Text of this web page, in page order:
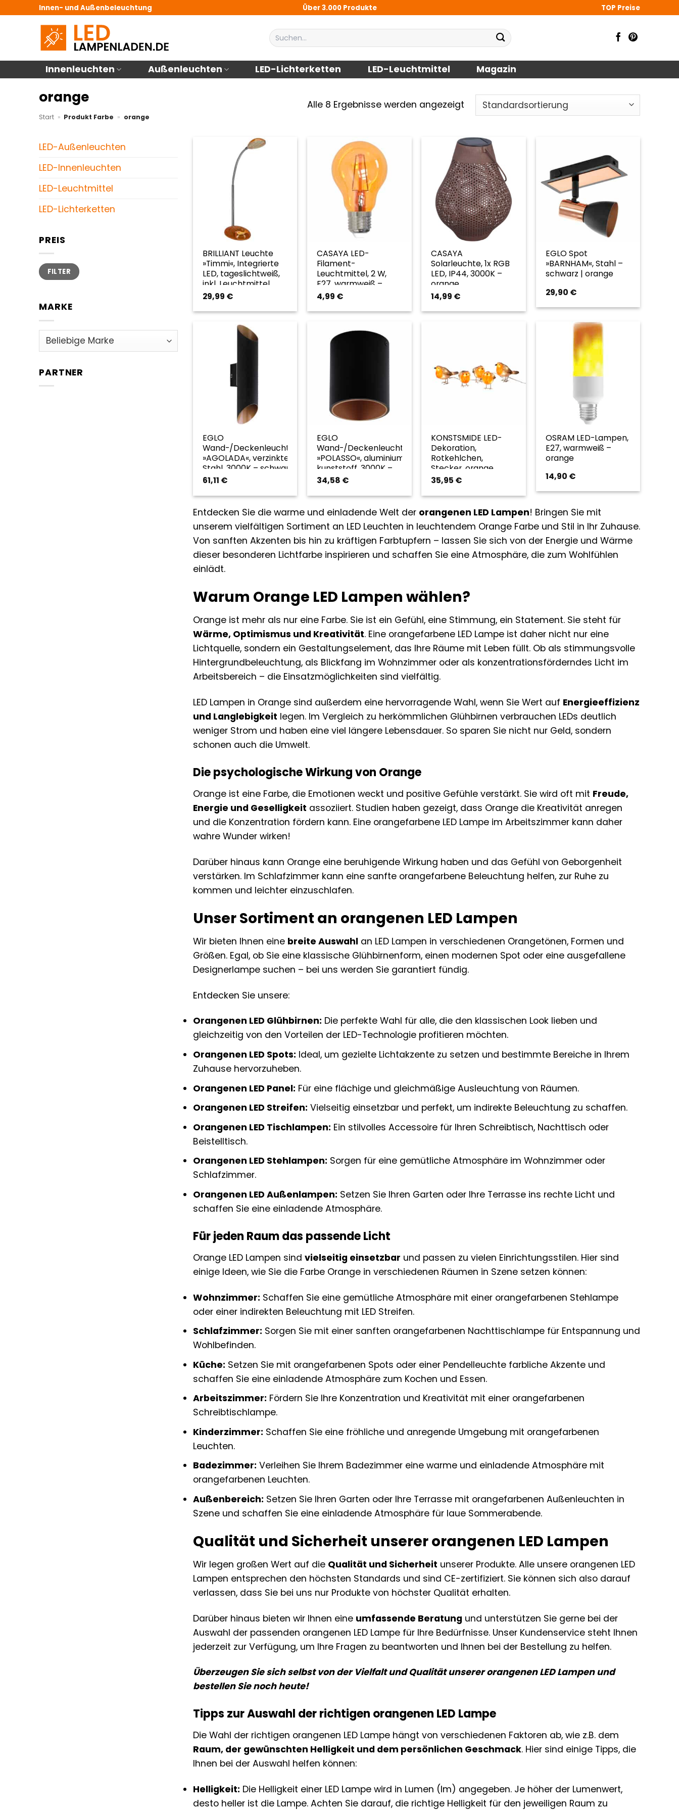
Innen- und Außenbeleuchtung Über 3.000 Produkte TOP Preise
Suchen
nach:
Innenleuchten Außenleuchten LED-Lichterketten LED-Leuchtmittel Magazin
orange
Start » Produkt Farbe » orange
Alle 8 Ergebnisse werden angezeigt
LED-Außenleuchten
LED-Innenleuchten
LED-Leuchtmittel
LED-Lichterketten
PREIS
Min.
Preis
Max.
PreisFILTER
MARKE
PARTNER
BRILLIANT Leuchte
»Timmi«, Integrierte
LED, tageslichtweiß,
inkl. Leuchtmittel,
Höhe: 32 cm –
orange
29,99 €
CASAYA LED-
Filament-
Leuchtmittel, 2 W,
E27, warmweiß –
orange
4,99 €
CASAYA
Solarleuchte, 1x RGB
LED, IP44, 3000K –
orange
14,99 €
EGLO Spot
»BARNHAM«, Stahl –
schwarz | orange
29,90 €
EGLO
Wand-/Deckenleuchte
»AGOLADA«, verzinkter
Stahl, 3000K – schwarz
| orange
61,11 €
EGLO
Wand-/Deckenleuchte
»POLASSO«, aluminium,
kunststoff, 3000K –
schwarz | orange
34,58 €
KONSTSMIDE LED-
Dekoration,
Rotkehlchen,
Stecker, orange
35,95 €
OSRAM LED-Lampen,
E27, warmweiß –
orange
14,90 €
Entdecken Sie die warme und einladende Welt der orangenen LED Lampen! Bringen Sie mit
unserem vielfältigen Sortiment an LED Leuchten in leuchtendem Orange Farbe und Stil in Ihr Zuhause.
Von sanften Akzenten bis hin zu kräftigen Farbtupfern – lassen Sie sich von der Energie und Wärme
dieser besonderen Lichtfarbe inspirieren und schaffen Sie eine Atmosphäre, die zum Wohlfühlen
einlädt.
Warum Orange LED Lampen wählen?
Orange ist mehr als nur eine Farbe. Sie ist ein Gefühl, eine Stimmung, ein Statement. Sie steht für
Wärme, Optimismus und Kreativität. Eine orangefarbene LED Lampe ist daher nicht nur eine
Lichtquelle, sondern ein Gestaltungselement, das Ihre Räume mit Leben füllt. Ob als stimmungsvolle
Hintergrundbeleuchtung, als Blickfang im Wohnzimmer oder als konzentrationsförderndes Licht im
Arbeitsbereich – die Einsatzmöglichkeiten sind vielfältig.
LED Lampen in Orange sind außerdem eine hervorragende Wahl, wenn Sie Wert auf Energieeffizienz
und Langlebigkeit legen. Im Vergleich zu herkömmlichen Glühbirnen verbrauchen LEDs deutlich
weniger Strom und haben eine viel längere Lebensdauer. So sparen Sie nicht nur Geld, sondern
schonen auch die Umwelt.
Die psychologische Wirkung von Orange
Orange ist eine Farbe, die Emotionen weckt und positive Gefühle verstärkt. Sie wird oft mit Freude,
Energie und Geselligkeit assoziiert. Studien haben gezeigt, dass Orange die Kreativität anregen
und die Konzentration fördern kann. Eine orangefarbene LED Lampe im Arbeitszimmer kann daher
wahre Wunder wirken!
Darüber hinaus kann Orange eine beruhigende Wirkung haben und das Gefühl von Geborgenheit
verstärken. Im Schlafzimmer kann eine sanfte orangefarbene Beleuchtung helfen, zur Ruhe zu
kommen und leichter einzuschlafen.
Unser Sortiment an orangenen LED Lampen
Wir bieten Ihnen eine breite Auswahl an LED Lampen in verschiedenen Orangetönen, Formen und
Größen. Egal, ob Sie eine klassische Glühbirnenform, einen modernen Spot oder eine ausgefallene
Designerlampe suchen – bei uns werden Sie garantiert fündig.
Entdecken Sie unsere:
Orangenen LED Glühbirnen: Die perfekte Wahl für alle, die den klassischen Look lieben und
gleichzeitig von den Vorteilen der LED-Technologie profitieren möchten.
Orangenen LED Spots: Ideal, um gezielte Lichtakzente zu setzen und bestimmte Bereiche in Ihrem
Zuhause hervorzuheben.
Orangenen LED Panel: Für eine flächige und gleichmäßige Ausleuchtung von Räumen.
Orangenen LED Streifen: Vielseitig einsetzbar und perfekt, um indirekte Beleuchtung zu schaffen.
Orangenen LED Tischlampen: Ein stilvolles Accessoire für Ihren Schreibtisch, Nachttisch oder
Beistelltisch.
Orangenen LED Stehlampen: Sorgen für eine gemütliche Atmosphäre im Wohnzimmer oder
Schlafzimmer.
Orangenen LED Außenlampen: Setzen Sie Ihren Garten oder Ihre Terrasse ins rechte Licht und
schaffen Sie eine einladende Atmosphäre.
Für jeden Raum das passende Licht
Orange LED Lampen sind vielseitig einsetzbar und passen zu vielen Einrichtungsstilen. Hier sind
einige Ideen, wie Sie die Farbe Orange in verschiedenen Räumen in Szene setzen können:
Wohnzimmer: Schaffen Sie eine gemütliche Atmosphäre mit einer orangefarbenen Stehlampe
oder einer indirekten Beleuchtung mit LED Streifen.
Schlafzimmer: Sorgen Sie mit einer sanften orangefarbenen Nachttischlampe für Entspannung und
Wohlbefinden.
Küche: Setzen Sie mit orangefarbenen Spots oder einer Pendelleuchte farbliche Akzente und
schaffen Sie eine einladende Atmosphäre zum Kochen und Essen.
Arbeitszimmer: Fördern Sie Ihre Konzentration und Kreativität mit einer orangefarbenen
Schreibtischlampe.
Kinderzimmer: Schaffen Sie eine fröhliche und anregende Umgebung mit orangefarbenen
Leuchten.
Badezimmer: Verleihen Sie Ihrem Badezimmer eine warme und einladende Atmosphäre mit
orangefarbenen Leuchten.
Außenbereich: Setzen Sie Ihren Garten oder Ihre Terrasse mit orangefarbenen Außenleuchten in
Szene und schaffen Sie eine einladende Atmosphäre für laue Sommerabende.
Qualität und Sicherheit unserer orangenen LED Lampen
Wir legen großen Wert auf die Qualität und Sicherheit unserer Produkte. Alle unsere orangenen LED
Lampen entsprechen den höchsten Standards und sind CE-zertifiziert. Sie können sich also darauf
verlassen, dass Sie bei uns nur Produkte von höchster Qualität erhalten.
Darüber hinaus bieten wir Ihnen eine umfassende Beratung und unterstützen Sie gerne bei der
Auswahl der passenden orangenen LED Lampe für Ihre Bedürfnisse. Unser Kundenservice steht Ihnen
jederzeit zur Verfügung, um Ihre Fragen zu beantworten und Ihnen bei der Bestellung zu helfen.
Überzeugen Sie sich selbst von der Vielfalt und Qualität unserer orangenen LED Lampen und
bestellen Sie noch heute!
Tipps zur Auswahl der richtigen orangenen LED Lampe
Die Wahl der richtigen orangenen LED Lampe hängt von verschiedenen Faktoren ab, wie z.B. dem
Raum, der gewünschten Helligkeit und dem persönlichen Geschmack. Hier sind einige Tipps, die
Ihnen bei der Auswahl helfen können:
Helligkeit: Die Helligkeit einer LED Lampe wird in Lumen (lm) angegeben. Je höher der Lumenwert,
desto heller ist die Lampe. Achten Sie darauf, die richtige Helligkeit für den jeweiligen Raum zu